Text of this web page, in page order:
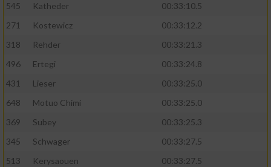
545
Katheder
00:33:10.5
271
Kostewicz
00:33:12.2
318
Rehder
00:33:21.3
496
Ertegi
00:33:24.8
431
Lieser
00:33:25.0
648
Motuo Chimi
00:33:25.0
369
Subey
00:33:25.3
345
Schwager
00:33:27.5
513
Kerysaouen
00:33:27.5